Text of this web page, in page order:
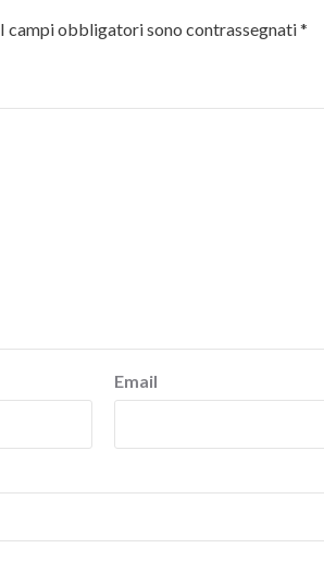
I campi obbligatori sono contrassegnati*
Email